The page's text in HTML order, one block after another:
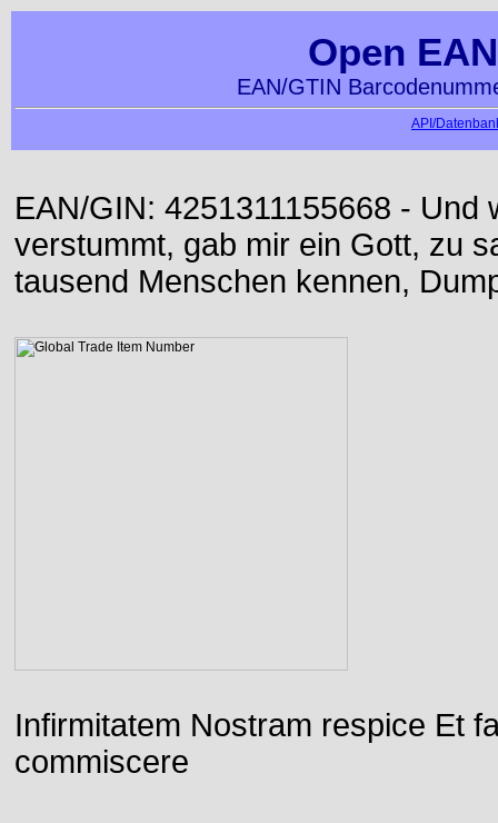
Open
EAN/GTIN
API/
EAN/GIN: 4251311155668 -
verstummt, gab mir ein Gott, zu
tausend Menschen kennen,
Infirmitatem Nostram respice Et
commiscere